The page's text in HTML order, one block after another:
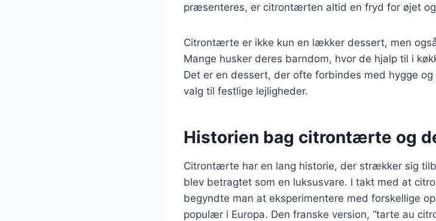
præsenteres, er citrontærten altid en fryd for øjet
Citrontærte er ikke kun en lækker dessert, men
Mange husker deres barndom, hvor de hjalp til i
Det er en dessert, der ofte forbindes med hygge
valg til festlige lejligheder.
Historien bag citrontærte og
Citrontærte har en lang historie, der strækker sig
blev betragtet som en luksusvare. I takt med at
begyndte man at eksperimentere med forskellige
populær i Europa. Den franske version, “tarte au